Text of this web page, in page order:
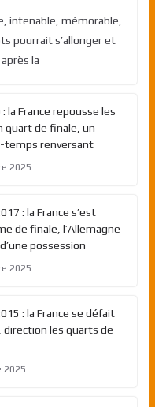
intenable, mémorable,
pourrait s’allonger et
la
la France repousse les
quart de finale, un
temps renversant
2025
: la France s’est
de finale, l’Allemagne
possession
2025
: la France se défait
direction les quarts de
2025